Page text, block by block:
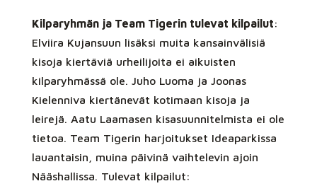
Kilparyhmän ja Team Tigerin tulevat kilpailut:
Elviira Kujansuun lisäksi muita kansainvälisiä
kisoja kiertäviä urheilijoita ei aikuisten
kilparyhmässä ole. Juho Luoma ja Joonas
Kielenniva kiertänevät kotimaan kisoja ja
leirejä. Aatu Laamasen kisasuunnitelmista ei ole
tietoa. Team Tigerin harjoitukset Ideaparkissa
lauantaisin, muina päivinä vaihtelevin ajoin
Nääshallissa. Tulevat kilpailut: